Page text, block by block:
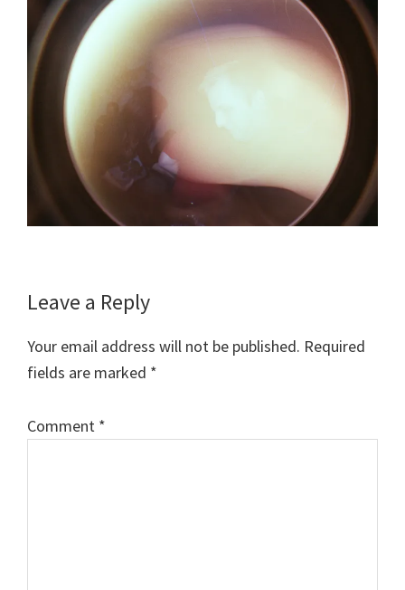
Reader
Interactions
Leave a Reply
Your email address will not be published. Required
fields are marked *
Comment *